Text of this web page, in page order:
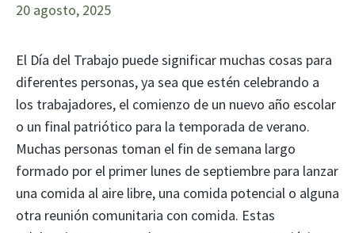
20 agosto, 2025
El Día del Trabajo puede significar muchas cosas para
diferentes personas, ya sea que estén celebrando a
los trabajadores, el comienzo de un nuevo año escolar
o un final patriótico para la temporada de verano.
Muchas personas toman el fin de semana largo
formado por el primer lunes de septiembre para lanzar
una comida al aire libre, una comida potencial o alguna
otra reunión comunitaria con comida. Estas